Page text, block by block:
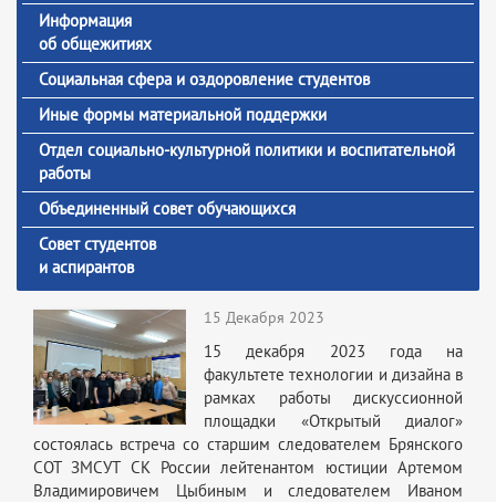
Информация
об общежитиях
Социальная сфера и оздоровление студентов
Иные формы материальной поддержки
Отдел социально-культурной политики и воспитательной
работы
Объединенный совет обучающихся
Совет студентов
и аспирантов
15 Декабря 2023
15 декабря 2023 года на
факультете технологии и дизайна в
рамках работы дискуссионной
площадки «Открытый диалог»
состоялась встреча со старшим следователем Брянского
СОТ ЗМСУТ СК России лейтенантом юстиции Артемом
Владимировичем Цыбиным и следователем Иваном